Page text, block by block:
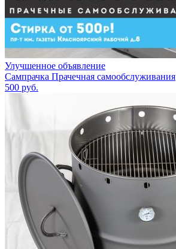
Улучшенное объявление
Сампрачка Прачечная самообслуживания
500 руб.